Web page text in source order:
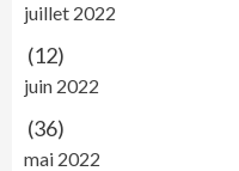
juillet 2022
(12)
juin 2022
(36)
mai 2022